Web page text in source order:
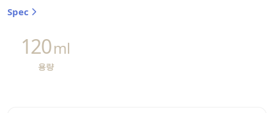
Spec
용량
120ml